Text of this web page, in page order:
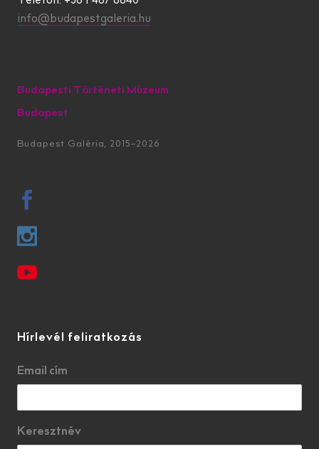
info@budapestgaleria.hu
Budapesti Történeti Múzeum
Budapest
Budapest Galéria, 2015–2026
Hírlevél feliratkozás
Email cím
Keresztnév